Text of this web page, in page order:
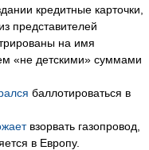
кредитные карточки,
представителей
на имя
«не детскими» суммами
баллотироваться в
взорвать газопровод,
в Европу.